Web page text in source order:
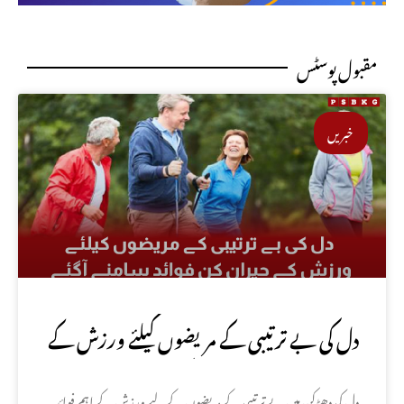
مقبول پوسٹس
خبریں
دل کی بے ترتیبی کے مریضوں کیلئے ورزش کے
حیران کن فوائد سامنے آگئے